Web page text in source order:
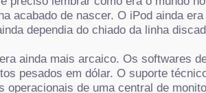
acabado de nascer. O iPod ainda
dependia do chiado da linha
ainda mais arcaico. Os softwares
pesados em dólar. O suporte
operacionais de uma central de